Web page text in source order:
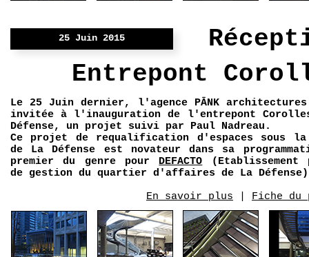
25 Juin 2015
Entrepont
Le 25 Juin dernier, l'agence PĀNK
invitée à l'inauguration de l'entrepont
Défense, un projet suivi par Paul Nadreau.
Ce projet de requalification d'espaces sous
de La Défense est novateur dans sa
premier du genre pour DEFACTO (Etablissement
de gestion du quartier d'affaires de La
En savoir plus
Fiche du